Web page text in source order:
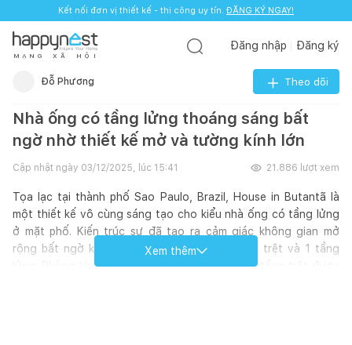
Kết nối đơn vị thiết kế - thi công uy tín. ĐĂNG KÝ NGAY!
M Ạ N G X Ã H Ộ I
Đăng nhập Đăng ký
Đỗ Phương Theo dõi
Nhà ống có tầng lửng thoáng sáng bất
ngờ nhờ thiết kế mở và tường kính lớn
Cập nhật ngày 03/12/2025, lúc 15:41 21.886 lượt xem
Tọa lạc tại thành phố Sao Paulo, Brazil, House in Butantã là
một thiết kế vô cùng sáng tạo cho kiểu nhà ống có tầng lửng
ở mặt phố. Kiến trúc sư đã tạo ra cảm giác không gian mở
rộng bất ngờ khi thiết kế ngôi nhà với 1 tầng trệt và 1 tầng
lửng. Phòng khách, bếp và 2 phòng ngủ đặt ở tầng trệt được
Xem thêm